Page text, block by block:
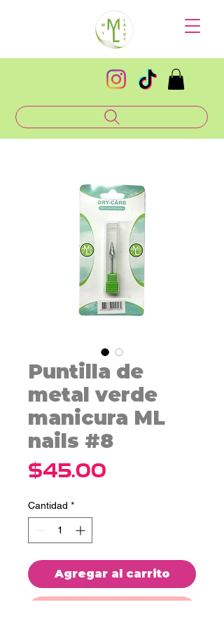
Puntilla de
metal verde
manicura ML
nails #8
$45.00
Cantidad *
Agregar al carrito